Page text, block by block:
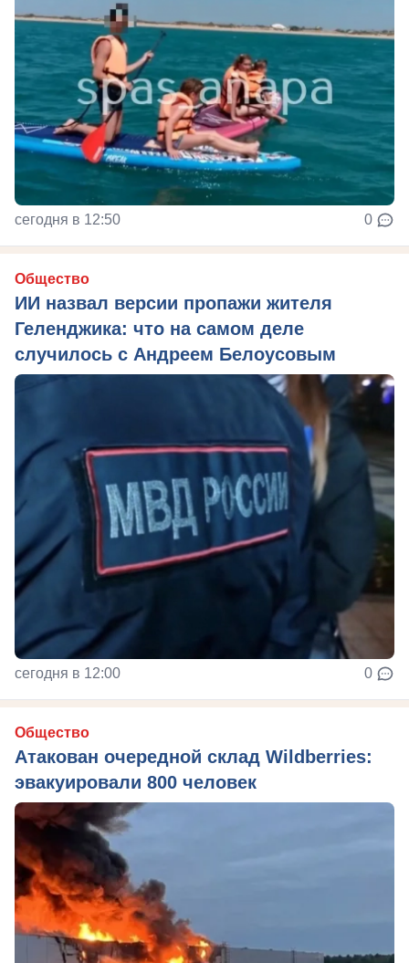
сегодня в 12:50 0
Общество
ИИ назвал версии пропажи жителя
Геленджика: что на самом деле
случилось с Андреем Белоусовым
сегодня в 12:00 0
Общество
Атакован очередной склад Wildberries:
эвакуировали 800 человек